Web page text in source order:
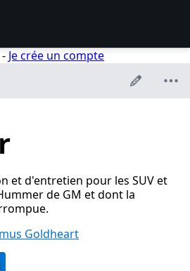
Je crée un compte
et d'entretien pour les SUV et
de GM et dont la
Goldheart